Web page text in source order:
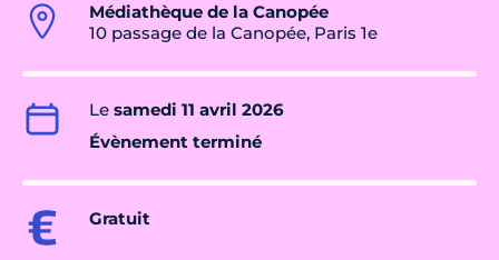
Médiathèque de la Canopée
10 passage de la Canopée, Paris 1e
Le samedi 11 avril 2026
Évènement terminé
Gratuit